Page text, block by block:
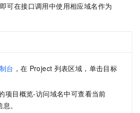
可在接口调用中使用相应域名作为
台 ，在 Project 列表区域，单击目标
项目概览-访问域名中可查看当前
。